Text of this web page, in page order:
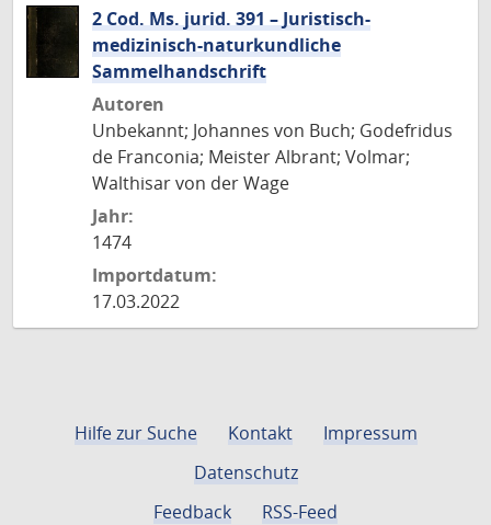
2 Cod. Ms. jurid. 391 – Juristisch-
medizinisch-naturkundliche
Sammelhandschrift
Autoren
Unbekannt; Johannes von Buch; Godefridus
de Franconia; Meister Albrant; Volmar;
Walthisar von der Wage
Jahr:
1474
Importdatum:
17.03.2022
Hilfe zur Suche Kontakt
Impressum
Datenschutz
Feedback
RSS-Feed